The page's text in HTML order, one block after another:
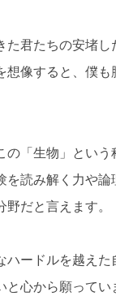
た君たちの安堵
想像すると、僕
の「生物」とい
を読み解く力や
だと言えます。
ハードルを越え
心から願ってい